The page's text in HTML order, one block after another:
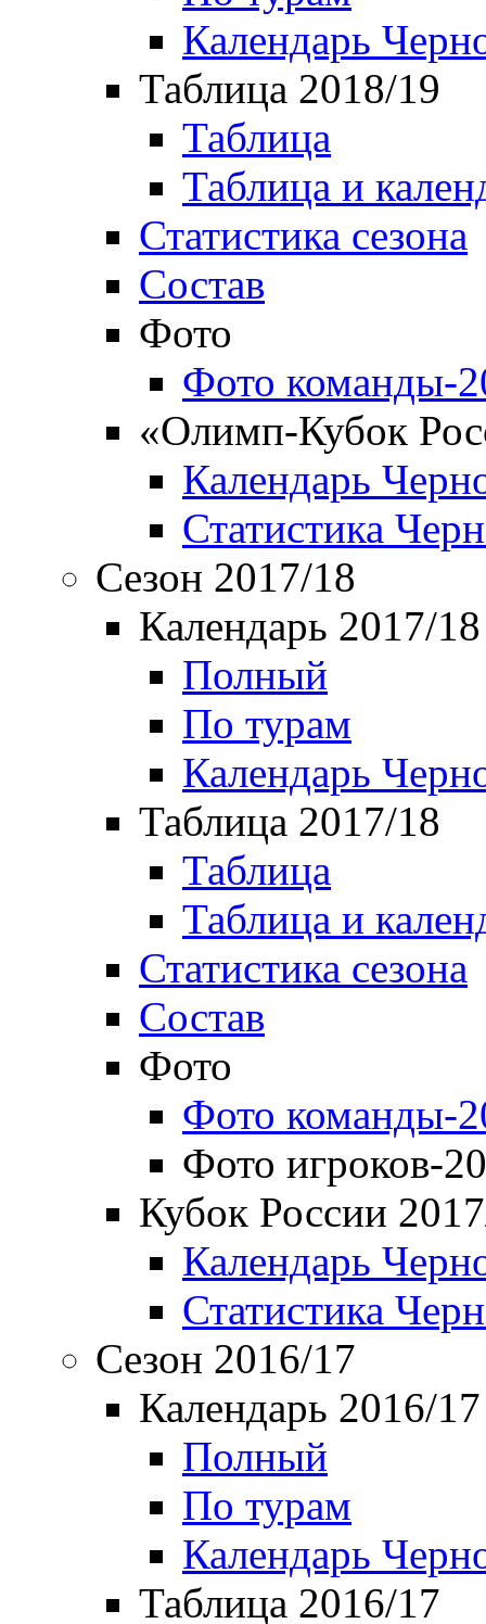
Календарь
Таблица 2018/19
Таблица
Таблица и
Статистика сезона
Состав
Фото
Фото команды-
«Олимп-Кубок
Календарь
Статистика
Сезон 2017/18
Календарь 2017/18
Полный
По турам
Календарь
Таблица 2017/18
Таблица
Таблица и
Статистика сезона
Состав
Фото
Фото команды-
Фото игроков-
Кубок России
Календарь
Статистика
Сезон 2016/17
Календарь 2016/17
Полный
По турам
Календарь
Таблица 2016/17